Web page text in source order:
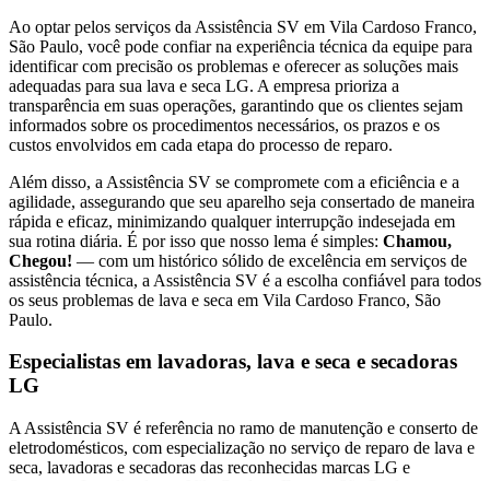
Ao optar pelos serviços da Assistência SV em Vila Cardoso Franco,
São Paulo, você pode confiar na experiência técnica da equipe para
identificar com precisão os problemas e oferecer as soluções mais
adequadas para sua lava e seca LG. A empresa prioriza a
transparência em suas operações, garantindo que os clientes sejam
informados sobre os procedimentos necessários, os prazos e os
custos envolvidos em cada etapa do processo de reparo.
Além disso, a Assistência SV se compromete com a eficiência e a
agilidade, assegurando que seu aparelho seja consertado de maneira
rápida e eficaz, minimizando qualquer interrupção indesejada em
sua rotina diária. É por isso que nosso lema é simples: Chamou,
Chegou! — com um histórico sólido de excelência em serviços de
assistência técnica, a Assistência SV é a escolha confiável para todos
os seus problemas de lava e seca em Vila Cardoso Franco, São
Paulo.
Especialistas em lavadoras, lava e seca e secadoras
LG
A Assistência SV é referência no ramo de manutenção e conserto de
eletrodomésticos, com especialização no serviço de reparo de lava e
seca, lavadoras e secadoras das reconhecidas marcas LG e